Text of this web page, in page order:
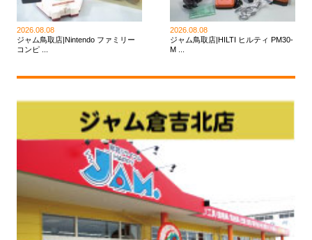
2026.08.08
ジャム鳥取店|Nintendo ファミリー
コンピ ...
2026.08.08
ジャム鳥取店|HILTI ヒルティ PM30-
M ...